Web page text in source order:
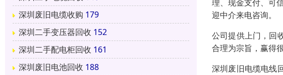
深圳废旧电缆收购 179
深圳二手变压器回收 152
深圳二手配电柜回收 161
深圳废旧电池回收 188
理、现金支付、可
迎中介来电咨询。
公司提供上门，回
合理为宗旨，赢得
深圳废旧电缆电线